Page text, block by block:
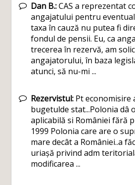
Dan B.:CAS a reprezentat
angajatului pentru
taxa în cauză nu putea fi
fondul de pensii. Eu, ca
trecerea în rezervă, am
angajatorului, în baza
atunci, să nu-mi ...
Rezervistul: Pt economisire
bugetulde stat...Polonia dâ
aplicabilă si României fără
1999 Polonia care are o
mare decât a României..a
uriașă privind adm
modificarea ...